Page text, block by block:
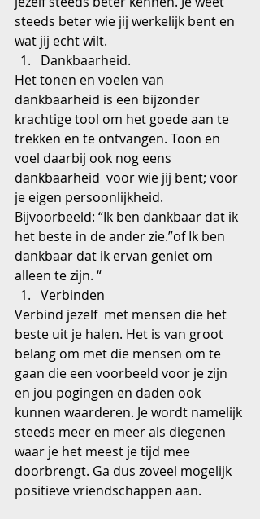
steeds beter wie jij werkelijk bent en
wat jij echt wilt.
Dankbaarheid.
Het tonen en voelen van
dankbaarheid is een bijzonder
krachtige tool om het goede aan te
trekken en te ontvangen. Toon en
voel daarbij ook nog eens
dankbaarheid  voor wie jij bent; voor
je eigen persoonlijkheid.
Bijvoorbeeld: “Ik ben dankbaar dat ik
het beste in de ander zie.”of Ik ben
dankbaar dat ik ervan geniet om
alleen te zijn. “
Verbinden
Verbind jezelf  met mensen die het
beste uit je halen. Het is van groot
belang om met die mensen om te
gaan die een voorbeeld voor je zijn
en jou pogingen en daden ook
kunnen waarderen. Je wordt namelijk
steeds meer en meer als diegenen
waar je het meest je tijd mee
doorbrengt. Ga dus zoveel mogelijk
positieve vriendschappen aan.